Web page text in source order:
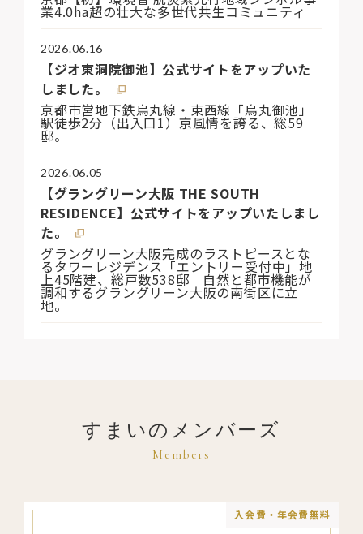
業4.0ha超の壮大な多世代共生コミュニティ
2026.06.16
【ジオ東洞院御池】公式サイトをアップいた
しました。
京都市営地下鉄烏丸線・東西線「烏丸御池」
駅徒歩2分（出入口1）京風情を誇る、総59
邸。
2026.06.05
【グラングリーン大阪 THE SOUTH
RESIDENCE】公式サイトをアップいたしまし
た。
グラングリーン大阪完成のラストピースとな
るタワーレジデンス「エントリー受付中」地
上45階建、総戸数538邸 自然と都市機能が
調和するグラングリーン大阪の南街区に立
地。
すまいのメンバーズ
Members
入会費・年会費無料